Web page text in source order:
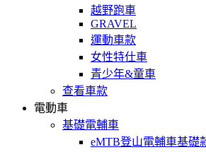
越野跑車
GRAVEL
運動車款
女性特仕車
青少年&童車
查看車款
電動車
基礎電輔車
eMTB登山電輔車基礎